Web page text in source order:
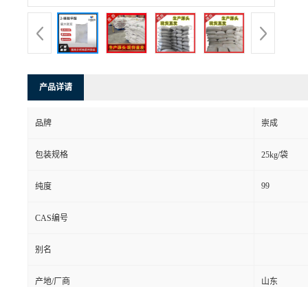
产品详请
品牌 崇成
包装规格 25kg/袋
纯度 99
CAS编号
别名
产地/厂商 山东